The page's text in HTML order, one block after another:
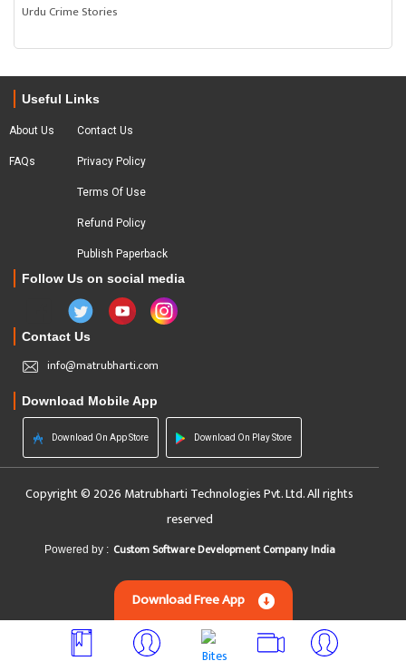
Urdu Crime Stories
Useful Links
About Us
FAQs
Contact Us
Privacy Policy
Terms Of Use
Refund Policy
Publish Paperback
Follow Us on social media
Contact Us
info@matrubharti.com
Download Mobile App
Download On App Store Download On Play Store
Copyright © 2026 Matrubharti Technologies Pvt. Ltd. All rights
reserved
Powered by : Custom Software Development Company India
Download Free App